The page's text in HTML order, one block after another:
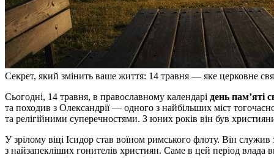
Секрет, який змінить ваше життя: 14 травня — яке церковне
Сьогодні, 14 травня, в православному календарі день пам’яті
та походив з Олександрії — одного з найбільших міст
та релігійними суперечностями. З юних років він був
У зрілому віці Ісидор став воїном римського флоту. Він
з найзапекліших гонителів християн. Саме в цей період влада